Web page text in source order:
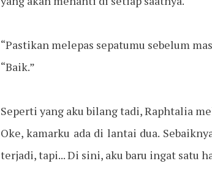
“Pastikan melepas sepatumu sebelum
“Baik.”
Seperti yang aku bilang tadi, Raphtalia
Oke, kamarku ada di lantai dua.
terjadi, tapi... Di sini, aku baru ingat satu